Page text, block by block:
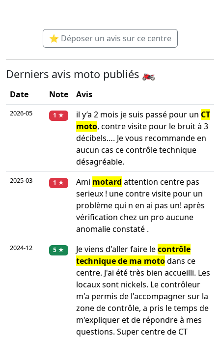
⭐ Déposer un avis sur ce centre
Derniers avis moto publiés 🏍️
Date Note Avis
2026-05 1 ★ il y’a 2 mois je suis passé pour un CT
moto, contre visite pour le bruit à 3
décibels…. Je vous recommande en
aucun cas ce contrôle technique
désagréable.
2025-03 1 ★ Ami motard attention centre pas
serieux ! une contre visite pour un
problème qui n en ai pas un! après
vérification chez un pro aucune
anomalie constaté .
2024-12 5 ★ Je viens d'aller faire lecontrôle
technique de ma motodans ce
centre. J'ai été très bien accueilli. Les
locaux sont nickels. Le contrôleur
m'a permis de l'accompagner sur la
zone de contrôle, a pris le temps de
m'expliquer et de répondre à mes
questions. Super centre de CT